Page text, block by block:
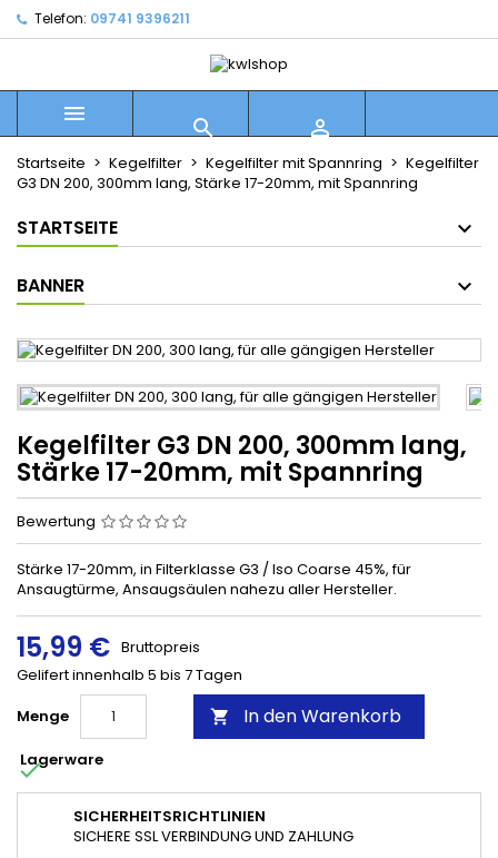
Telefon: 09741 9396211
  
Startseite Kegelfilter Kegelfilter mit Spannring
Kegelfilter
G3 DN 200, 300mm lang, Stärke 17-20mm, mit Spannring
STARTSEITE
BANNER
Kegelfilter G3 DN 200, 300mm lang,
Stärke 17-20mm, mit Spannring
Bewertung
Stärke 17-20mm, in Filterklasse G3 / Iso Coarse 45%, für
Ansaugtürme, Ansaugsäulen nahezu aller Hersteller.
15,99 € Bruttopreis
Gelifert innenhalb 5 bis 7 Tagen
Menge
 In den Warenkorb

Lagerware
SICHERHEITSRICHTLINIEN
SICHERE SSL VERBINDUNG UND ZAHLUNG